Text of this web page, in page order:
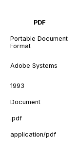
PDF
Portable Document
Format
Adobe Systems
1993
Document
.pdf
application/pdf